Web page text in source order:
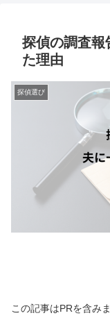
探偵の調査報
た理由
探偵選び
この記事はPRを含みま